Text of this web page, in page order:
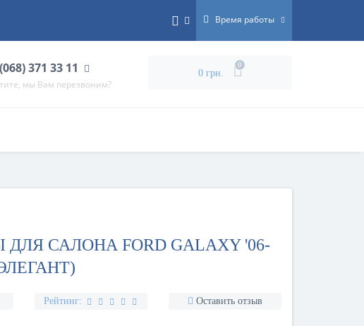
Время работы
371 33 11
мы Вам перезвоним?
0 грн.
0
САЛОНА FORD GALAXY '06-
Рейтинг: Оставить отзыв